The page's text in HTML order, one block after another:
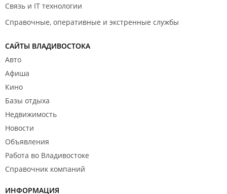
Связь и IT технологии
Справочные, оперативные и экстренные службы
САЙТЫ ВЛАДИВОСТОКА
Авто
Афиша
Кино
Базы отдыха
Недвижимость
Новости
Объявления
Работа во Владивостоке
Справочник компаний
ИНФОРМАЦИЯ